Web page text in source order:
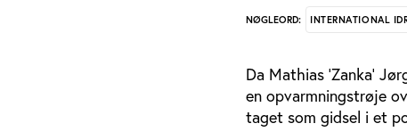
NØGLEORD: INTERNATIONAL
Da Mathias ’Zanka’
en opvarmningstrøje
taget som gidsel i et